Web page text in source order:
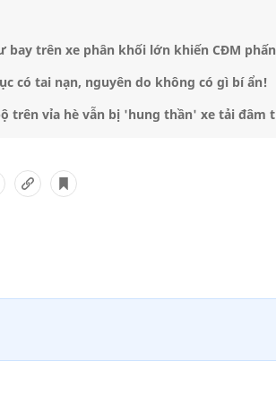
bay trên xe phân khối lớn khiến CĐM
có tai nạn, nguyên do không có gì bí ẩn!
trên vỉa hè vẫn bị 'hung thần' xe tải đâm